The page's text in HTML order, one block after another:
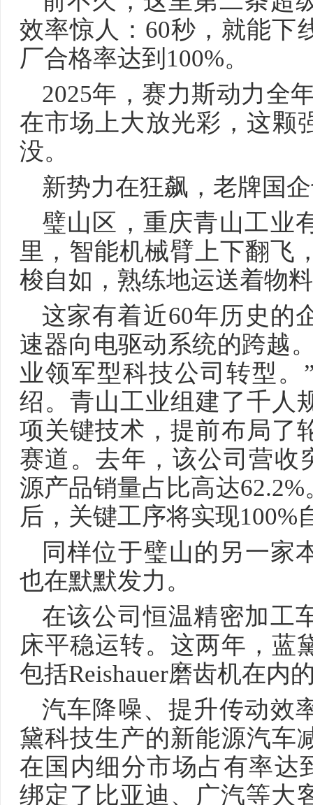
效率惊人：60秒，就能下
厂合格率达到100%。
2025年，赛力斯动力全
在市场上大放光彩，这颗
没。
新势力在狂飙，老牌国
璧山区，重庆青山工业
里，智能机械臂上下翻飞
梭自如，熟练地运送着物
这家有着近60年历史的
速器向电驱动系统的跨越
业领军型科技公司转型
绍。青山工业组建了千人
项关键技术，提前布局了
赛道。去年，该公司营收
源产品销量占比高达
后，关键工序将实现100%
同样位于璧山的另一
也在默默发力。
在该公司恒温精密加工
床平稳运转。这两年，蓝
包括Reishauer磨齿机在内
汽车降噪、提升传动效
黛科技生产的新能源汽车
在国内细分市场占有率达
绑定了比亚迪、广汽等大